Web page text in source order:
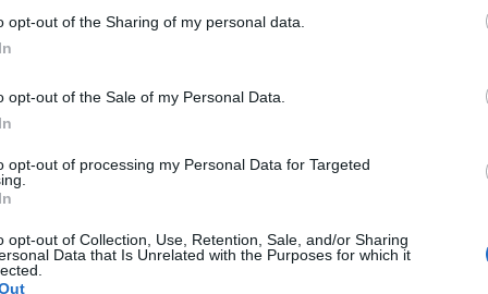
opt-out of the Sharing of my personal data.
opt-out of the Sale of my Personal Data.
opt-out of processing my Personal Data for Targeted
opt-out of Collection, Use, Retention, Sale, and/or Sharing
Data that Is Unrelated with the Purposes for which it
tiden, og vi fulgte skiforbundet sine
Foto: Ski-VM